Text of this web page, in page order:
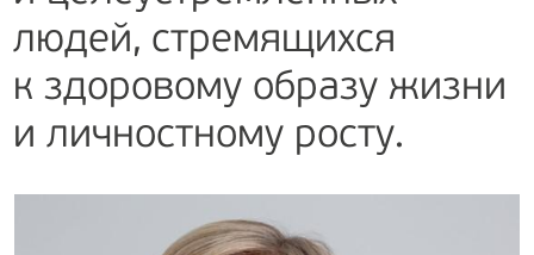
людей, стремящихся
к здоровому образу жизни
и личностному росту.